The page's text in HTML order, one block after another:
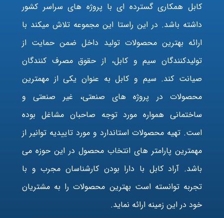
کابل همکاری گسترده ای با پروژه های سراسر کشور
داشته باشد. در این راستا این مجموعه تلاش میکند با
ارائه بهترین محصولات تولید داخل ضمن حمایت از
تولیدکنندگان سیم و کابل، از حقوق مصرف کنندگان
صیانت کند. سیم و کابل به عنوان یکی از مهمترین
محصولات در پروژه های صنعتی، غیر صنعتی و
ساختمانی همواره مورد توجه صاحبان مشاغل بوده
است. تهیه محصولات استاندارد و مورد تاییدیه توانیر از
مهمترین پارامتر های انتخاب محصول در این حوزه می
باشد. آراد کابل با دارا بودن کارشناسان مجرب و با
تجربه توانسته است بهترین محصولات را به مشتریان
خود در این زمینه ارائه نماید.